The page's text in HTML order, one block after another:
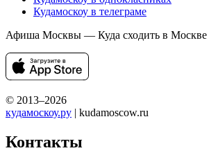
Кудамоскоу в телеграме
Афиша Москвы — Куда сходить в Москве
© 2013–2026
кудамоскоу.ру | kudamoscow.ru
Контакты